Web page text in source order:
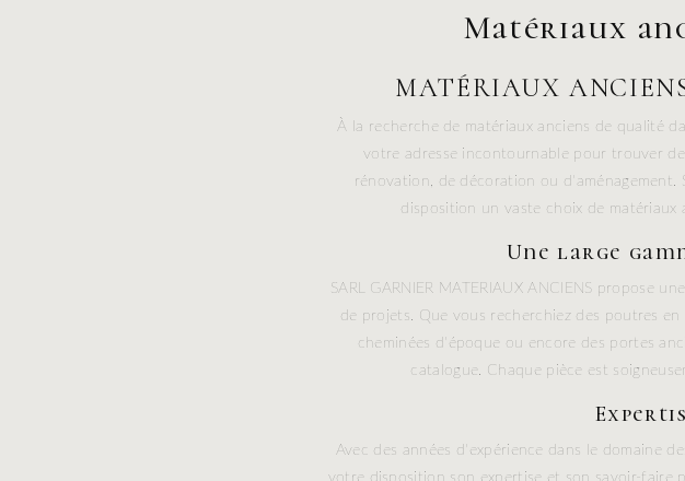
Matériaux
MATÉRIAUX
À la recherche de matériaux anciens de qualité
votre adresse incontournable pour trouver
rénovation, de décoration ou
disposition un vaste choix de matériaux
Une large
SARL GARNIER MATERIAUX ANCIENS propose
de projets. Que vous recherchiez des poutres
cheminées d'époque ou encore des portes
catalogue. Chaque pièce est
Avec des années d'expérience dans le domaine
votre disposition son expertise et son savoir-faire